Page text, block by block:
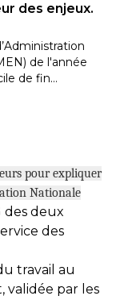
des enjeux.
de l'année
de fin…
pour expliquer
Nationale
des deux
des
travail au
validée par les